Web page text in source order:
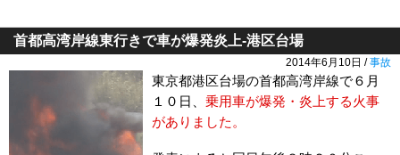
首都高湾岸線東行きで車が爆発炎上-港区台場
2014年6月10日 /事故
東京都港区台場の首都高湾岸線で６月
１０日、 乗用車が爆発・炎上する火事
がありました。